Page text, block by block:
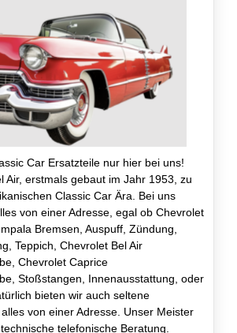
Car Ersatzteile nur hier bei uns!
Air, erstmals gebaut im Jahr 1953, zu
Classic Car Ära. Bei uns
von einer Adresse, egal ob Chevrolet
Bremsen, Auspuff, Zündung,
Teppich, Chevrolet Bel Air
Chevrolet Caprice
Stoßstangen, Innenausstattung, oder
bieten wir auch seltene
von einer Adresse. Unser Meister
telefonische Beratung.